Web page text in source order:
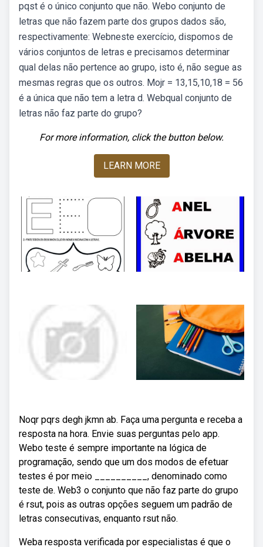
pqst é o único conjunto que não. Webo conjunto de
letras que não fazem parte dos grupos dados são,
respectivamente: Webneste exercício, dispomos de
vários conjuntos de letras e precisamos determinar
qual delas não pertence ao grupo, isto é, não segue as
mesmas regras que os outros. Mojr = 13,15,10,18 = 56
é a única que não tem a letra d. Webqual conjunto de
letras não faz parte do grupo?
For more information, click the button below.
LEARN MORE
Noqr pqrs degh jkmn ab. Faça uma pergunta e receba a
resposta na hora. Envie suas perguntas pelo app.
Webo teste é sempre importante na lógica de
programação, sendo que um dos modos de efetuar
testes é por meio __________, denominado como
teste de. Web3 o conjunto que não faz parte do grupo
é rsut, pois as outras opções seguem um padrão de
letras consecutivas, enquanto rsut não.
Weba resposta verificada por especialistas é que o